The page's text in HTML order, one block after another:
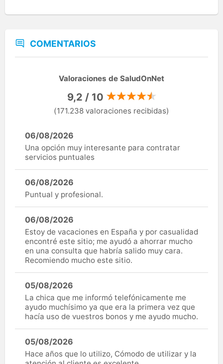
COMENTARIOS
Valoraciones de SaludOnNet
9,2 / 10
(171.238 valoraciones recibidas)
06/08/2026
Una opción muy interesante para contratar
servicios puntuales
06/08/2026
Puntual y profesional.
06/08/2026
Estoy de vacaciones en España y por casualidad
encontré este sitio; me ayudó a ahorrar mucho
en una consulta que habría salido muy cara.
Recomiendo mucho este sitio.
05/08/2026
La chica que me informó telefónicamente me
ayudo muchísimo ya que era la primera vez que
hacía uso de vuestros bonos y me ayudo mucho.
05/08/2026
Hace años que lo utilizo, Cómodo de utilizar y la